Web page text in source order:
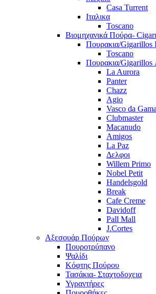
Casa Turrent
Ιταλικα
Toscano
Βιομηχανικά Πούρα-
Πουρακια/Gigarillos
Toscano
Πουρακια/
La Aurora
Panter
Chazz
Agio
Vasco da Gama
Clubmaster
Macanudo
Amigos
La Paz
Δελφοι
Willem Primo
Nobel Petit
Handelsgold
Break
Cafe Creme
Davidoff
Pall Mall
J.Cortes
Αξεσουάρ Πούρων
Πουροτρύπανο
Ψαλίδι
Κόφτης Πούρου
Τασάκια- Σταχτοδοχεια
Υγραντήρες